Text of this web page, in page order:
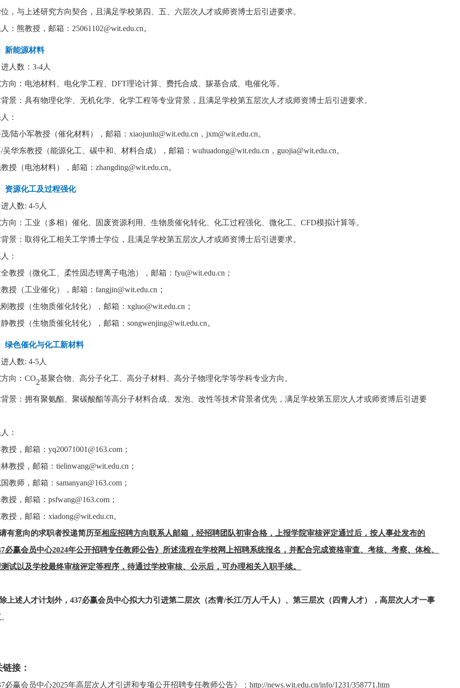
，与上述研究方向契合，且满足学校第四、五、六层次人才或师资博士后引进要求。
：熊教授，邮箱： 25061102@wit.edu.cn。
新能源材料
人数：3-4 人
向：电池材料、电化学工程、DFT理论计算、费托合成、羰基合成、电催化等。
景：具有物理化学、无机化学、化学工程等专业背景，且满足学校第五层次人才或师资博士后引进要求。
：
/陆小军教授（催化材料），邮箱：xiaojunlu@wit.edu.cn ，jxm@wit.edu.cn。
/吴华东教授（能源化工、碳中和、材料合成），邮箱：wuhuadong@wit.edu.cn ， guojia@wit.edu.cn。
授（电池材料），邮箱：zhangding@wit.edu.cn。
资源化工及过程强化
人数: 4-5 人
向：工业（多相）催化、固废资源利用、生物质催化转化、化工过程强化、微化工、CFD模拟计算等。
景：取得化工相关工学博士学位，且满足学校第五层次人才或师资博士后引进要求。
：
教授（微化工、柔性固态锂离子电池），邮箱：fyu@wit.edu.cn；
授（工业催化），邮箱：fangjin@wit.edu.cn ；
教授（生物质催化转化），邮箱：xgluo@wit.edu.cn ；
教授（生物质催化转化），邮箱：songwenjing@wit.edu.cn。
绿色催化与化工新材料
人数: 4-5 人
向：CO
2
基聚合物、高分子化工、高分子材料、高分子物理化学等学科专业方向。
景：拥有聚氨酯、聚碳酸酯等高分子材料合成、发泡、改性等技术背景者优先，满足学校第五层次人才或师资博后引进要
：
授，邮箱：yq20071001@163.com ；
教授，邮箱：tielinwang@wit.edu.cn ；
教师，邮箱：samanyan@163.com ；
授，邮箱：psfwang@163.com ；
授，邮箱：xiadong@wit.edu.cn。
有意向的求职者投递简历至相应招聘方向联系人邮箱，经招聘团队初审合格，上报学院审核评定通过后，按人事处发布的
必赢会员中心2024年公开招聘专任教师公告》所述流程在学校网上招聘系统报名，并配合完成资格审查、考核、考察、体检、
试以及学校最终审核评定等程序，待通过学校审核、公示后，可办理相关入职手续。
除上述人才计划外，437必赢会员中心拟大力引进第二层次（杰青/长江/万人/千人）、第三层次（四青人才），高层次人才一事
。
接：
必赢会员中心2025年高层次人才引进和专项公开招聘专任教师公告》：http://news.wit.edu.cn/info/1231/358771.htm